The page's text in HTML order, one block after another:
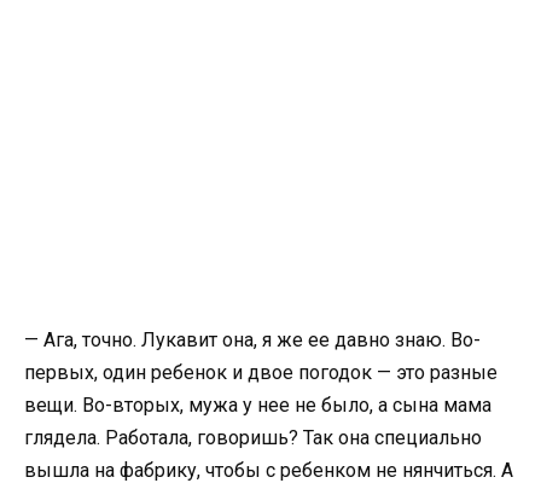
— Ага, точно. Лукавит она, я же ее давно знаю. Во-
первых, один ребенок и двое погодок — это разные
вещи. Во-вторых, мужа у нее не было, а сына мама
глядела. Работала, говоришь? Так она специально
вышла на фабрику, чтобы с ребенком не нянчиться. А